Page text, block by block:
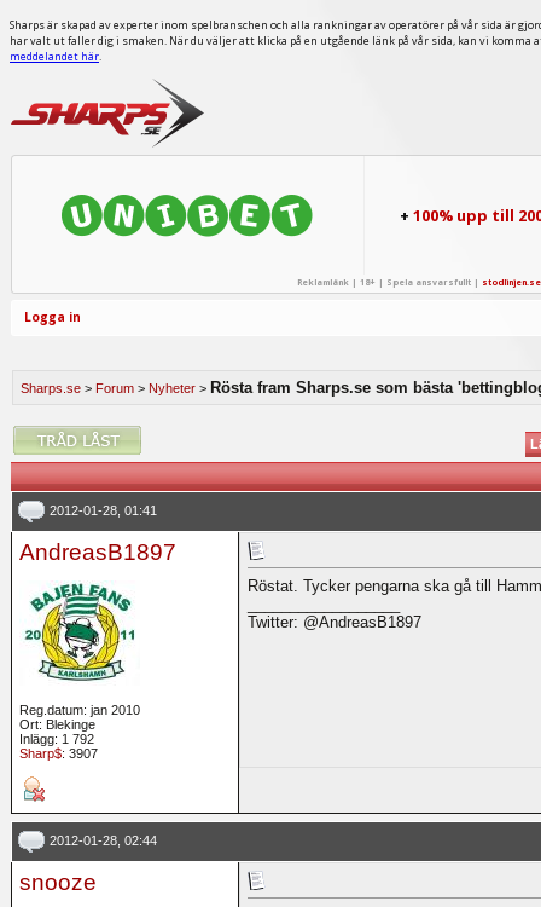
Sharps är skapad av experter inom spelbranschen och alla rankningar av operatörer på vår sida är
har valt ut faller dig i smaken. När du väljer att klicka på en utgående länk på vår sida, kan vi
meddelandet här.
+100% upp till
Reklamlänk | 18+ | Spela ansvarsfullt | stodlinjen.se
Logga in
Sharps.se > Forum > Nyheter > Rösta fram Sharps.se som bästa
2012-01-28, 01:41
AndreasB1897
Reg.datum: jan 2010
Ort: Blekinge
Inlägg: 1 792
Sharp$: 3907
Röstat. Tycker pengarna ska gå till
Twitter: @AndreasB1897
2012-01-28, 02:44
snooze